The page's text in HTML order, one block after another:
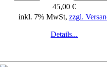
45,00 €
inkl. 7% MwSt, zzgl.
Details...